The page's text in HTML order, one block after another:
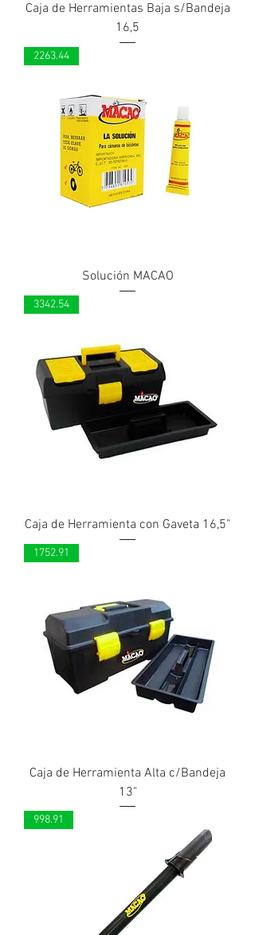
Caja de Herramientas Baja s/Bandeja
16,5
2263.44
Solución MACAO
3342.54
Caja de Herramienta con Gaveta 16,5"
1752.91
Caja de Herramienta Alta c/Bandeja
13"
998.91